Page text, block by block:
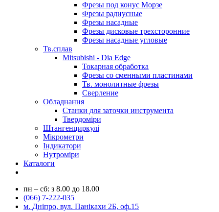
Фрезы под конус Морзе
Фрезы радиусные
Фрезы насадные
Фрезы дисковые трехсторонние
Фрезы насадные угловые
Тв.сплав
Mitsubishi - Dia Edge
Токарная обработка
Фрезы со сменными пластинами
Тв. монолитные фрезы
Сверление
Обладнання
Станки для заточки инструмента
Твердоміри
Штангенциркулі
Мікрометри
Індикатори
Нутроміри
Каталоги
пн – сб: з 8.00 до 18.00
(066) 7-222-035
м. Дніпро, вул. Панікахи 2Б, оф.15